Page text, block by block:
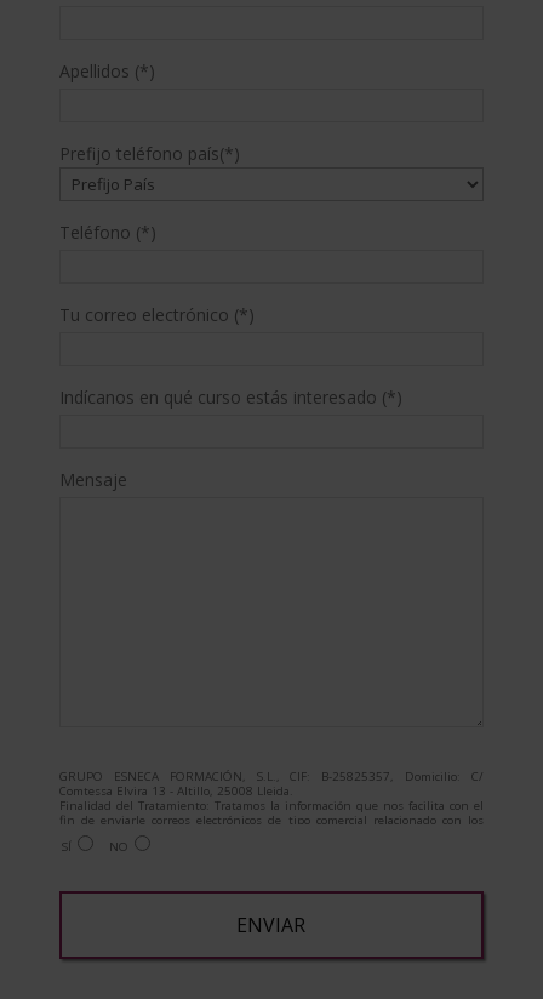
Apellidos (*)
Prefijo teléfono país(*)
Teléfono (*)
Tu correo electrónico (*)
Indícanos en qué curso estás interesado (*)
Mensaje
GRUPO ESNECA FORMACIÓN, S.L., CIF: B-25825357, Domicilio: C/
Comtessa Elvira 13 - Altillo, 25008 Lleida.
Finalidad del Tratamiento: Tratamos la información que nos facilita con el
fin de enviarle correos electrónicos de tipo comercial relacionado con los
productos ofrecidos y otros tipo de productos que fueran de su interés.
Legitimación del tratamiento: Consentimiento del interesado.
Para más información consulte nuestra Política de Privacidad.
SÍ NO